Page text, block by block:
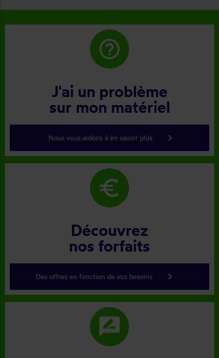
help_outline
J'ai un problème
sur mon matériel
Nous vous aidons à en savoir plus keyboard_arrow_right
euro
Découvrez
nos forfaits
Des offres en fonction de vos besoins keyboard_arrow_right
rate_review